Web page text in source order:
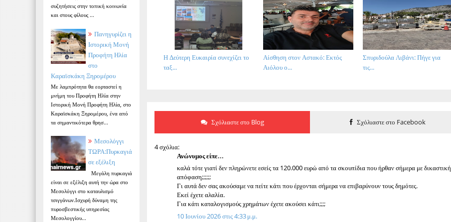
συζητήσεις στην τοπική κοινωνία
και στους φίλους ...
Πανηγυρίζει η
Ιστορική Μονή
Προφήτη Ηλία
στο
Καραϊσκάκη Ξηρομέρου
Με λαμπρότητα θα εορταστεί η
μνήμη του Προφήτη Ηλία στην
Ιστορική Μονή Προφήτη Ηλία, στο
Καραϊσκάκη Ξηρομέρου, ένα από
τα σημαντικότερα θρησ...
Μεσολόγγι
ΤΩΡΑ:Πυρκαγιά
σε εξέλιξη
Μεγάλη πυρκαγιά
είναι σε εξέλιξη αυτή την ώρα στο
Μεσολόγγι στο καταυλισμό
τσιγγάνων.Ισχυρή δύναμη της
πυροσβεστικής υπηρεσίας
Μεσολογγίου...
Σπυριδούλα Λιβάνι: Πήγε για
τις...
Αίσθηση στον Αστακό: Εκτός
Αιόλου ο...
Η Δεύτερη Ευκαιρία συνεχίζει το
ταξ...
Σχόλιαστε στο Blog Σχόλιαστε στο Facebook
4 σχόλια:
Ανώνυμος είπε...
καλά τότε γιατί δεν πληρώνετε εσείς τα 120.000 ευρώ από τα σκουπίδια που ήρθαν σήμερα με δικαστική
απόφαση;;;;;;
Γι αυτά δεν σας ακούσαμε να πείτε κάτι που έρχονται σήμερα να επιβαρύνουν τους δημότες.
Εκεί έχετε αλαλία.
Για κάτι καταλογισμούς χρημάτων έχετε ακούσει κάτι;;;;
10 Ιουνίου 2026 στις 4:33 μ.μ.